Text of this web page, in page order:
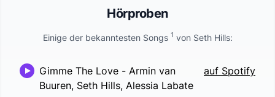
Hörproben
Einige der bekanntesten Songs 1 von Seth Hills:
Gimme The Love - Armin van
Buuren, Seth Hills, Alessia Labate
auf Spotify